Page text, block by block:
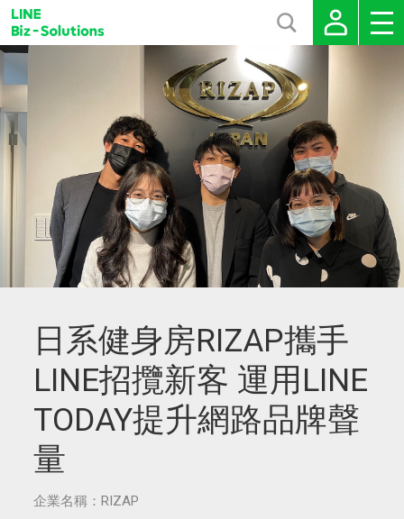
日系健身房RIZAP攜手
LINE招攬新客 運用LINE
TODAY提升網路品牌聲
量
企業名稱：RIZAP